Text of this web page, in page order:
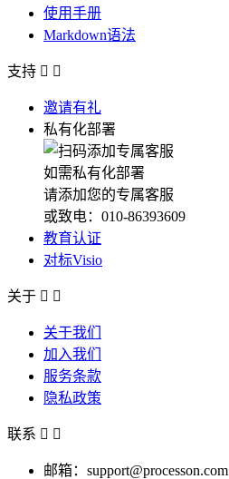
使用手册
Markdown语法
支持  
邀请有礼
私有化部署
如需私有化部署
请添加您的专属客服
或致电：010-86393609
教育认证
对标Visio
关于  
关于我们
加入我们
服务条款
隐私政策
联系  
邮箱：support@processon.com